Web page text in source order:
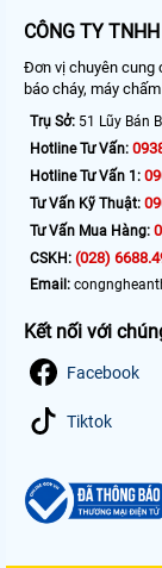
CÔNG TY
Đơn vị chuyên cung
báo cháy, máy
Trụ Sở: 51 Lũy Bán
Hotline Tư Vấn:
Hotline Tư Vấn 1:
Tư Vấn Kỹ Thuật:
Tư Vấn Mua Hàng:
CSKH: (028)
Email:
Kết nối với
Facebook
Tiktok